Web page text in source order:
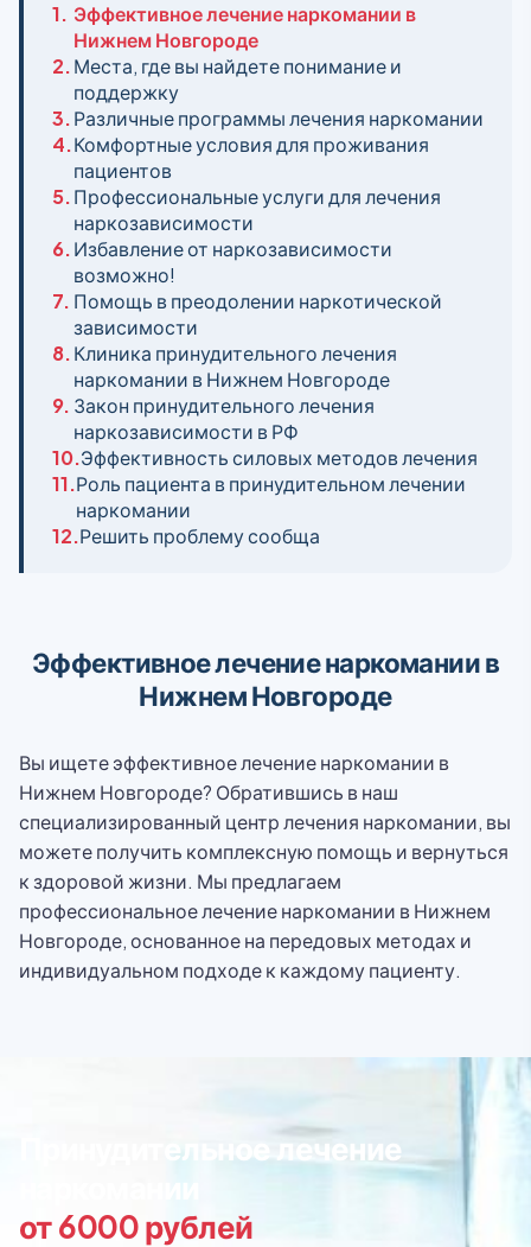
1. Эффективное лечение наркомании в
Нижнем Новгороде
2.Места, где вы найдете понимание и
поддержку
3.Различные программы лечения наркомании
4.Комфортные условия для проживания
пациентов
5.Профессиональные услуги для лечения
наркозависимости
6.Избавление от наркозависимости
возможно!
7. Помощь в преодолении наркотической
зависимости
8.Клиника принудительного лечения
наркомании в Нижнем Новгороде
9. Закон принудительного лечения
наркозависимости в РФ
10.Эффективность силовых методов лечения
11.Роль пациента в принудительном лечении
наркомании
12.Решить проблему сообща
Эффективное лечение наркомании в
Нижнем Новгороде
Вы ищете эффективное лечение наркомании в
Нижнем Новгороде? Обратившись в наш
специализированный центр лечения наркомании, вы
можете получить комплексную помощь и вернуться
к здоровой жизни. Мы предлагаем
профессиональное лечение наркомании в Нижнем
Новгороде, основанное на передовых методах и
индивидуальном подходе к каждому пациенту.
Принудительное лечение
наркомании
от 6000 рублей